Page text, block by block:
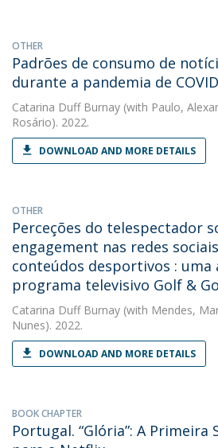
OTHER
Padrões de consumo de
durante a pandemia de
Catarina Duff Burnay (with Paulo,
Rosário). 2022.
DOWNLOAD AND MORE DETAILS
OTHER
Perceções do telespectador
engagement nas redes
conteúdos desportivos : uma
programa televisivo Golf &
Catarina Duff Burnay (with Mendes,
Nunes). 2022.
DOWNLOAD AND MORE DETAILS
BOOK CHAPTER
Portugal. “Glória”: A Primeira